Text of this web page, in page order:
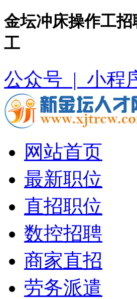
金坛冲床操作工
工
公众号 | 小程
网站首页
最新职位
直招职位
数控招聘
商家直招
劳务派遣